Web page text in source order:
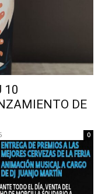
10
DE
0